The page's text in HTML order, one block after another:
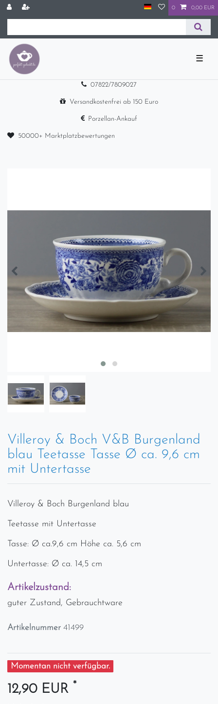
0 0,00 EUR
☰
07822/7809027
Versandkostenfrei ab 150 Euro
Porzellan-Ankauf
50000+ Marktplatzbewertungen
Villeroy & Boch V&B Burgenland
blau Teetasse Tasse Ø ca. 9,6 cm
mit Untertasse
Villeroy & Boch Burgenland blau
Teetasse mit Untertasse
Tasse: Ø ca.9,6 cm Höhe ca. 5,6 cm
Untertasse: Ø ca. 14,5 cm
Artikelzustand:
guter Zustand, Gebrauchtware
Artikelnummer 41499
Momentan nicht verfügbar.
12,90 EUR *